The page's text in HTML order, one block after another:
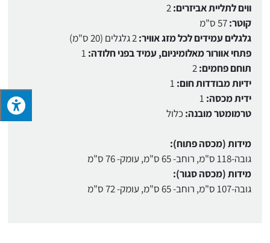
ווים לתליית אביזרים:2
קוטר:57 ס"מ
גלגלים עמידים לכל מזג אוויר:2 גלגלים (20 ס"מ)
פתחי אוורור מאלומיניום, עמיד בפני חלודה: 1
תוחם פחמים:2
ידיות מבודדות חום: 1
ידית מכסה: 1
טרמומטר מובנה: כלול
מידות (מכסה פתוח):
גובה-118 ס"מ, רוחב- 65 ס"מ, עומק- 76 ס"מ
מידות (מכסה סגור):
גובה-107 ס"מ, רוחב- 65 ס"מ, עומק- 72 ס"מ